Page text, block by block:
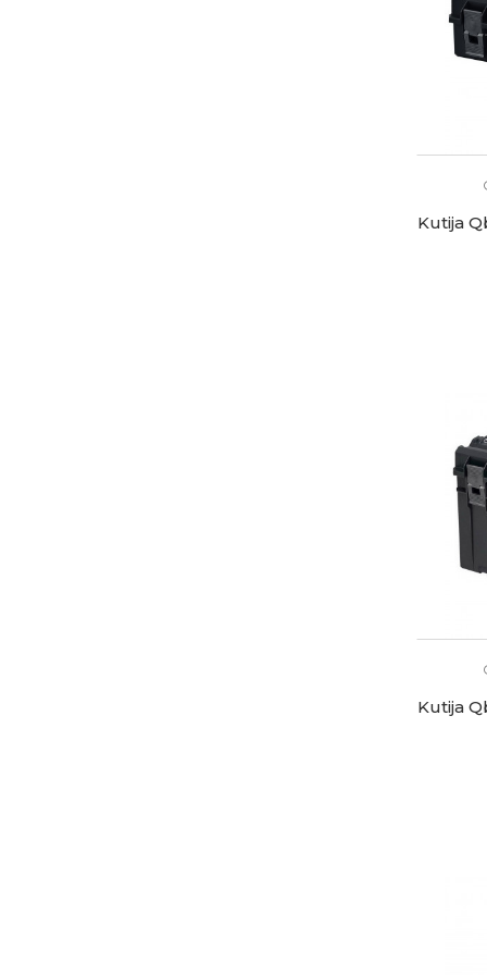
Kutija
Kutija